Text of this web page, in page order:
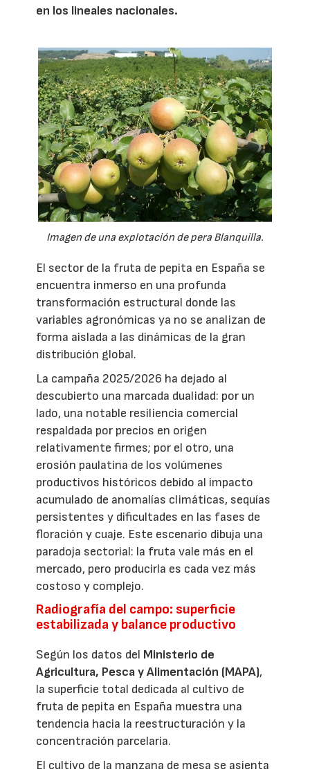
en los lineales nacionales.
Imagen de una explotación de pera Blanquilla.
El sector de la fruta de pepita en España se
encuentra inmerso en una profunda
transformación estructural donde las
variables agronómicas ya no se analizan de
forma aislada a las dinámicas de la gran
distribución global.
La campaña 2025/2026 ha dejado al
descubierto una marcada dualidad: por un
lado, una notable resiliencia comercial
respaldada por precios en origen
relativamente firmes; por el otro, una
erosión paulatina de los volúmenes
productivos históricos debido al impacto
acumulado de anomalías climáticas, sequías
persistentes y dificultades en las fases de
floración y cuaje. Este escenario dibuja una
paradoja sectorial: la fruta vale más en el
mercado, pero producirla es cada vez más
costoso y complejo.
Radiografía del campo: superficie
estabilizada y balance productivo
Según los datos del Ministerio de
Agricultura, Pesca y Alimentación (MAPA),
la superficie total dedicada al cultivo de
fruta de pepita en España muestra una
tendencia hacia la reestructuración y la
concentración parcelaria.
El cultivo de la manzana de mesa se asienta